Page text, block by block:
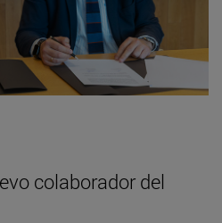
colaborador del